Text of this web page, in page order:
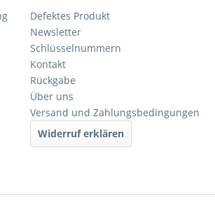
Defektes Produkt
Newsletter
Schlüsselnummern
Kontakt
Rückgabe
Über uns
Versand und Zahlungsbedingungen
Widerruf erklären